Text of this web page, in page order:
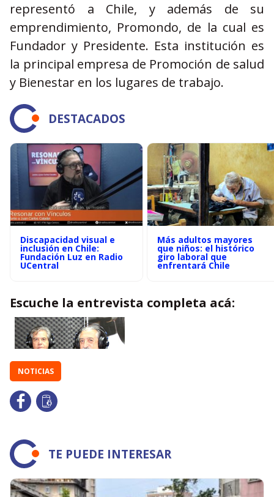
representó a Chile, y además de su
emprendimiento, Promondo, de la cual es
Fundador y Presidente. Esta institución es
la principal empresa de Promoción de salud
y Bienestar en los lugares de trabajo.
DESTACADOS
Discapacidad visual e
inclusión en Chile:
Fundación Luz en Radio
UCentral
Más adultos mayores
que niños: el histórico
giro laboral que
enfrentará Chile
Escuche la entrevista completa acá:
NOTICIAS
TE PUEDE INTERESAR